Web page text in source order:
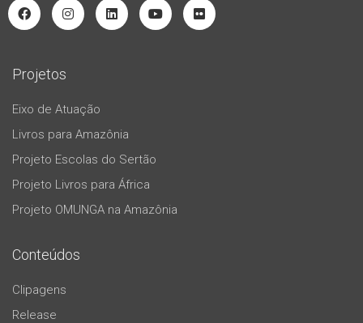
Projetos
Eixo de Atuação
Livros para Amazônia
Projeto Escolas do Sertão
Projeto Livros para África
Projeto OMUNGA na Amazônia
Conteúdos
Clipagens
Release